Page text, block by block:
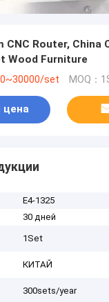
CNC Router, China
Wood Furniture
set MOQ：
цена
E4-1325
30 дней
1Set
КИТАЙ
300sets/year